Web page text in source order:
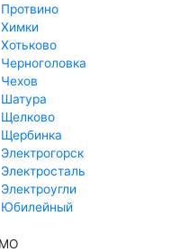
Протвино
Химки
Хотьково
Черноголовка
Чехов
Шатура
Щелково
Щербинка
Электрогорск
Электросталь
Электроугли
Юбилейный